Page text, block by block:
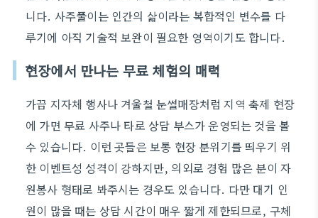
니다. 사주풀이는 인간의 삶이라는 복합적인 변수를 다
루기에 아직 기술적 보완이 필요한 영역이기도 합니다.
현장에서 만나는 무료 체험의 매력
가끔 지자체 행사나 겨울철 눈썰매장처럼 지역 축제 현장
에 가면 무료 사주나 타로 상담 부스가 운영되는 것을 볼
수 있습니다. 이런 곳들은 보통 현장 분위기를 띄우기 위
한 이벤트성 성격이 강하지만, 의외로 경험 많은 분이 자
원봉사 형태로 봐주시는 경우도 있습니다. 다만 대기 인
원이 많을 때는 상담 시간이 매우 짧게 제한되므로, 구체